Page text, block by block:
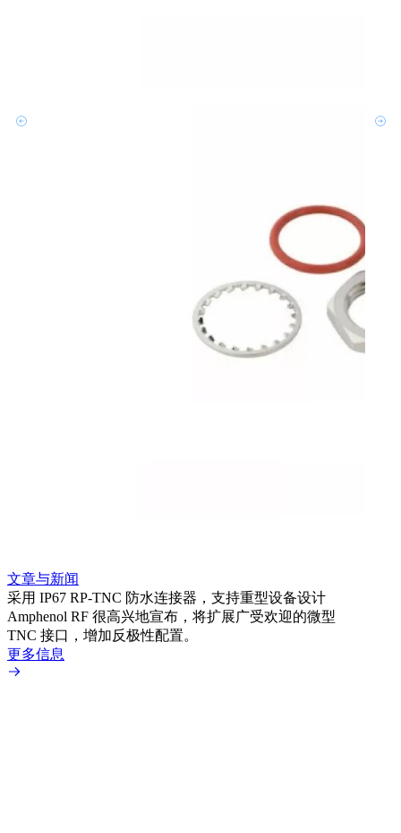
文章与新闻
采用 IP67 RP-TNC 防水连接器，支持重型设备设计
Amphenol RF 很高兴地宣布，将扩展广受欢迎的微型
TNC 接口，增加反极性配置。
更多信息